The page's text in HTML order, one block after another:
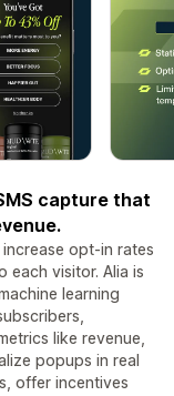
capture that
opt-in rates
visitor. Alia is
learning
like revenue,
popups in real
offer incentives